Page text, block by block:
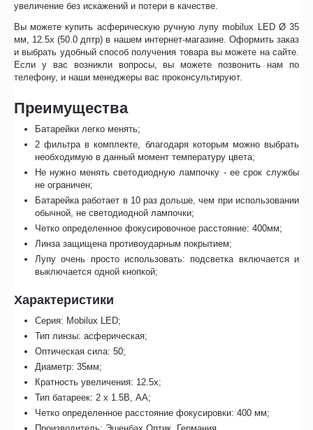
увеличение без искажений и потери в качестве.
Вы можете купить асферическую ручную лупу mobilux LED Ø 35
мм, 12.5х (50.0 дптр) в нашем интернет-магазине. Оформить заказ
и выбрать удобный способ получения товара вы можете на сайте.
Если у вас возникли вопросы, вы можете позвонить нам по
телефону, и наши менеджеры вас проконсультируют.
Преимущества
Батарейки легко менять;
2 фильтра в комплекте, благодаря которым можно выбрать
необходимую в данный момент температуру цвета;
Не нужно менять светодиодную лампочку - ее срок службы
не ограничен;
Батарейка работает в 10 раз дольше, чем при использовании
обычной, не светодиодной лампочки;
Четко определенное фокусировочное расстояние: 400мм;
Линза защищена противоударным покрытием;
Лупу очень просто использовать: подсветка включается и
выключается одной кнопкой;
Характеристики
Серия: Mobilux LED;
Тип линзы: асферическая;
Оптическая сила: 50;
Диаметр: 35мм;
Кратность увеличения: 12.5x;
Тип батареек: 2 х 1.5В, АА;
Четко определенное расстояние фокусировки: 400 мм;